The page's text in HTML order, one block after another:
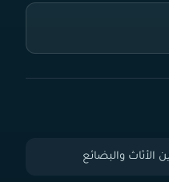
الأثاث والبضائع